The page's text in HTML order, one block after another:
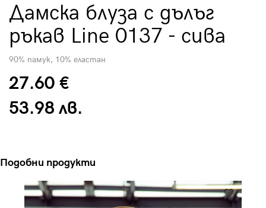
Дамска блуза с дълъг
ръкав Line 0137 - сива
90% памук, 10% еластан
27.60 €
53.98 лв.
Подобни продукти